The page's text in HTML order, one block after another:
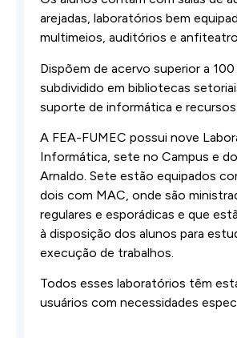
arejadas, laboratórios bem
multimeios, auditórios e
Dispõem de acervo superior a 100
subdividido em bibliotecas
suporte de informática e recursos
A FEA-FUMEC possui nove
Informática, sete no Campus e
Arnaldo. Sete estão equipados
dois com MAC, onde são
regulares e esporádicas e que
à disposição dos alunos para
execução de trabalhos.
Todos esses laboratórios têm
usuários com necessidades